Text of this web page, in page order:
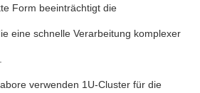
Form beeinträchtigt die
eine schnelle Verarbeitung komplexer
verwenden 1U-Cluster für die